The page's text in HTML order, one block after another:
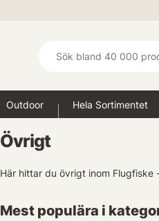
Outdoor Hela Sortimentet
Övrigt
Här hittar du övrigt inom
Mest populära i